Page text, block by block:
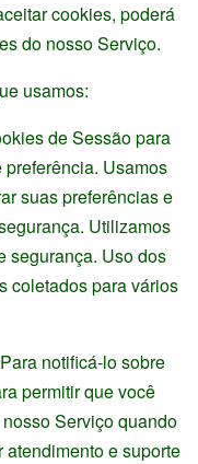
cookies, poderá
do nosso Serviço.
usamos:
de Sessão para
Usamos
suas preferências e
Utilizamos
segurança. Uso dos
coletados para vários
notificá-lo sobre
permitir que você
Serviço quando
e suporte